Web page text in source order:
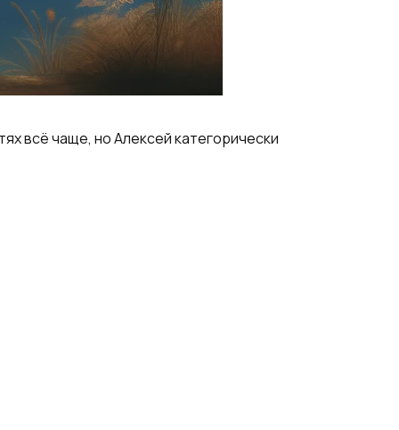
всё чаще, но Алексей категорически